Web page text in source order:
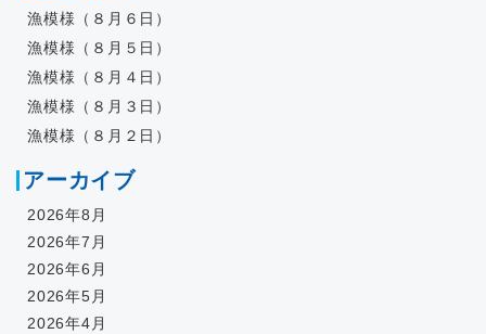
漁模様（８月６日）
漁模様（８月５日）
漁模様（８月４日）
漁模様（８月３日）
漁模様（８月２日）
アーカイブ
2026年8月
2026年7月
2026年6月
2026年5月
2026年4月